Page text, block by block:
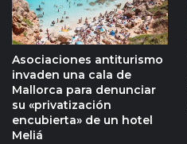
Asociaciones antiturismo
invaden una cala de
Mallorca para denunciar
su «privatización
encubierta» de un hotel
Meliá